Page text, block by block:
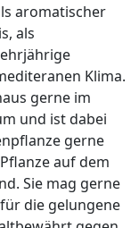
aromatischer
als
Klima.
gerne im
und ist dabei
gerne
auf dem
Sie mag gerne
die gelungene